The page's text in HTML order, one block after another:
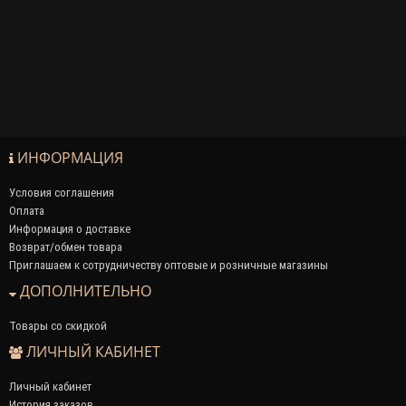
ИНФОРМАЦИЯ
Условия соглашения
Оплата
Информация о доставке
Возврат/обмен товара
Приглашаем к сотрудничеству оптовые и розничные магазины
ДОПОЛНИТЕЛЬНО
Товары со скидкой
ЛИЧНЫЙ КАБИНЕТ
Личный кабинет